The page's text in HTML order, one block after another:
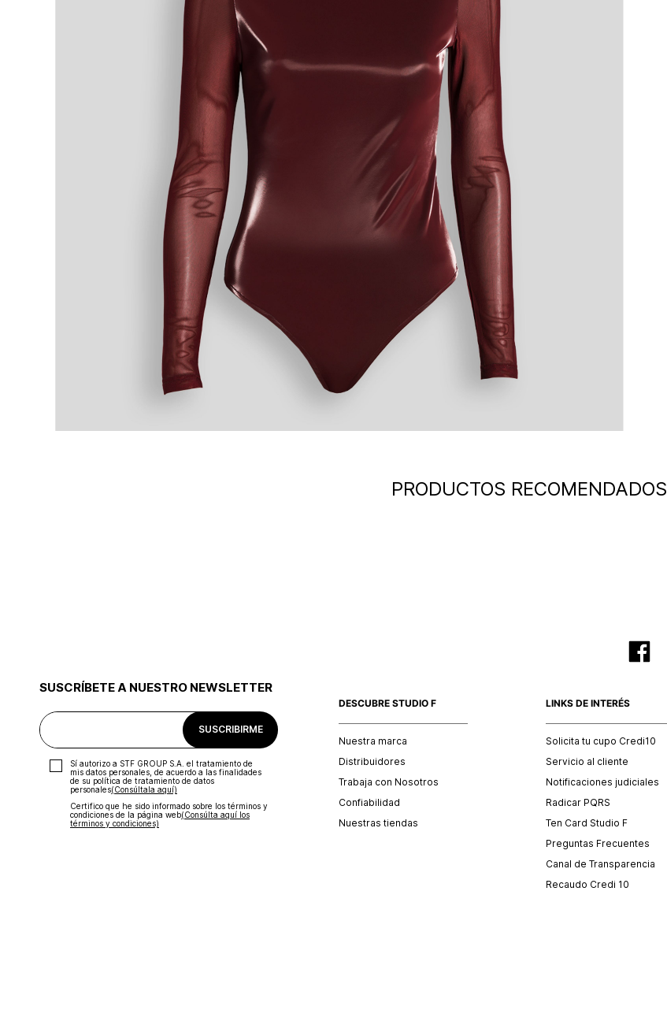
PRODUCTOS RECOMENDADOS
SUSCRÍBETE A NUESTRO NEWSLETTER
SUSCRIBIRME
Sí autorizo a STF GROUP S.A. el tratamiento de
mis datos personales, de acuerdo a las finalidades
de su política de tratamiento de datos
personales‎(Consúltala aquí)
Certifico que he sido informado sobre los términos y
condiciones de la página web‎(Consúlta aquí los
términos y condiciones)
DESCUBRE STUDIO F
Nuestra marca
Distribuidores
Trabaja con Nosotros
Confiabilidad
Nuestras tiendas
LINKS DE INTERÉS
Solicita tu cupo Credi10
Servicio al cliente
Notificaciones judiciales
Radicar PQRS
Ten Card Studio F
Preguntas Frecuentes
Canal de Transparencia
Recaudo Credi 10